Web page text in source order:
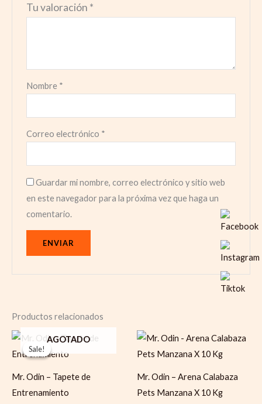
Tu valoración *
Nombre *
Correo electrónico *
Guardar mi nombre, correo electrónico y sitio web
en este navegador para la próxima vez que haga un
comentario.
Productos relacionados
Sale!
AGOTADO
Sale!
Mr. Odin – Tapete de
Entrenamiento
Original
price
was:
Current
price
is:
Mr. Odin – Arena Calabaza
Pets Manzana X 10 Kg